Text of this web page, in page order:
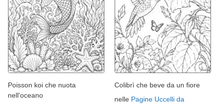
Poisson koi che nuota
nell'oceano
Colibrì che beve da un fiore
nelle Pagine Uccelli da